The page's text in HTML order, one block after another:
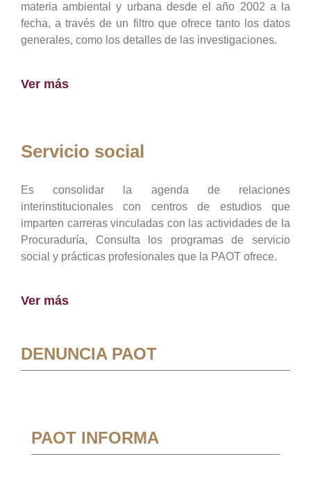
materia ambiental y urbana desde el año 2002 a la
fecha, a través de un filtro que ofrece tanto los datos
generales, como los detalles de las investigaciones.
Ver más
Servicio social
Es consolidar la agenda de relaciones
interinstitucionales con centros de estudios que
imparten carreras vinculadas con las actividades de la
Procuraduría, Consulta los programas de servicio
social y prácticas profesionales que la PAOT ofrece.
Ver más
DENUNCIA PAOT
PAOT INFORMA